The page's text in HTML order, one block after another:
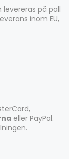
levereras på pall
inom EU,
eller PayPal.